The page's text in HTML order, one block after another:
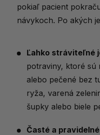
pokiaľ pacient
návykoch. Po akých
Ľahko stráviteľné
potraviny, ktoré sú
alebo pečené bez
ryža, varená
šupky alebo biele
Časté a